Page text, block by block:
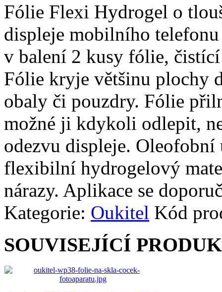
Fólie Flexi Hydrogel o
displeje mobilního
v balení 2 kusy fólie,
Fólie kryje většinu plochy
obaly či pouzdry. Fólie
možné ji kdykoli odlepit,
odezvu displeje.
flexibilní hydrogelový
nárazy. Aplikace se
Kategorie: Oukitel Kód
SOUVISEJÍCÍ